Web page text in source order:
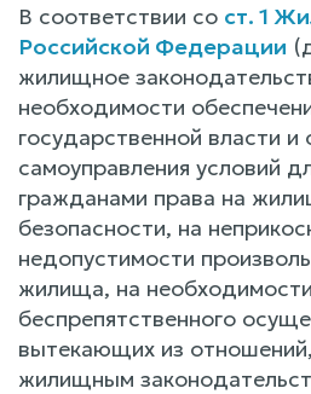
В соответствии со ст. 1
Российской Федерации
жилищное
необходимости
государственной власти и
самоуправления условий
гражданами права на
безопасности, на
недопустимости
жилища, на необходимости
беспрепятственного
вытекающих из
жилищным